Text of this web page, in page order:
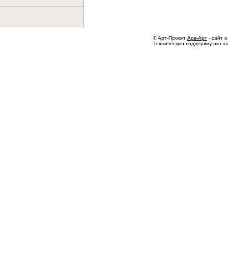
© Арт-Проект Арв-Арт - сайт
Техническую поддержку